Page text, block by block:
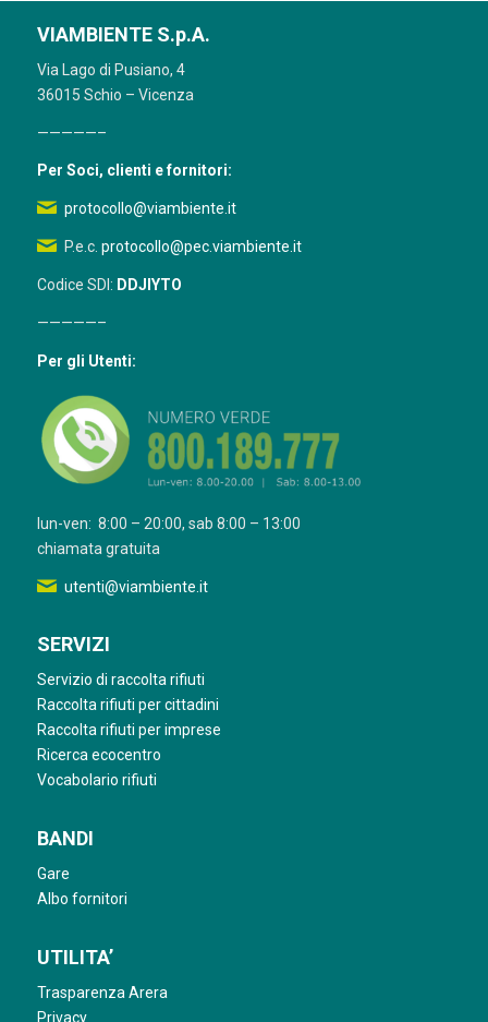
VIAMBIENTE S.p.A.
Via Lago di Pusiano, 4
36015 Schio – Vicenza
—————–
Per Soci, clienti e fornitori:
protocollo@viambiente.it
P.e.c. protocollo@pec.viambiente.it
Codice SDI: DDJIYTO
—————–
Per gli Utenti:
lun-ven: 8:00 – 20:00, sab 8:00 – 13:00
chiamata gratuita
utenti@viambiente.it
SERVIZI
Servizio di raccolta rifiuti
Raccolta rifiuti per cittadini
Raccolta rifiuti per imprese
Ricerca ecocentro
Vocabolario rifiuti
BANDI
Gare
Albo fornitori
UTILITA’
Trasparenza Arera
Privacy